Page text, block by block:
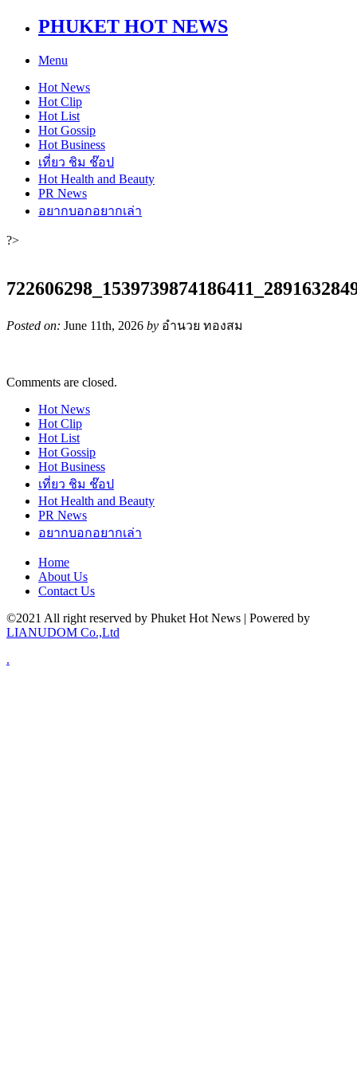
PHUKET HOT NEWS
Menu
Hot News
Hot Clip
Hot List
Hot Gossip
Hot Business
เที่ยว ชิม ช๊อป
Hot Health and Beauty
PR News
อยากบอกอยากเล่า
?>
Posted on: June 11th, 2026 by อำนวย ทองสม
Comments are closed.
Hot News
Hot Clip
Hot List
Hot Gossip
Hot Business
เที่ยว ชิม ช๊อป
Hot Health and Beauty
PR News
อยากบอกอยากเล่า
Home
About Us
Contact Us
©2021 All right reserved by Phuket Hot News | Powered by
LIANUDOM Co.,Ltd
.